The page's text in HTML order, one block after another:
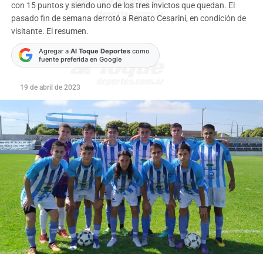
con 15 puntos y siendo uno de los tres invictos que quedan. El
pasado fin de semana derrotó a Renato Cesarini, en condición de
visitante. El resumen.
Agregar a Al Toque Deportescomo
fuente preferida en Google
19 de abril de 2023